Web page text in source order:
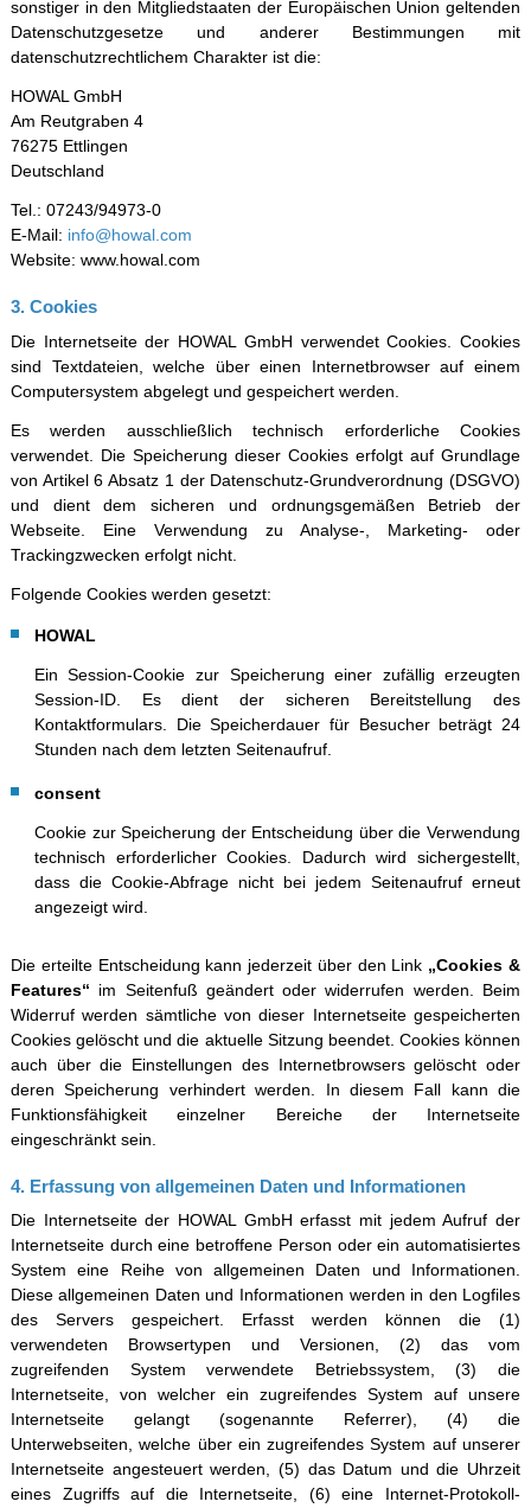
sonstiger in den Mitgliedstaaten der Europäischen Union geltenden
Datenschutzgesetze und anderer Bestimmungen mit
datenschutzrechtlichem Charakter ist die:
HOWAL GmbH
Am Reutgraben 4
76275 Ettlingen
Deutschland
Tel.: 07243/94973-0
E-Mail: info@howal.com
Website: www.howal.com
3. Cookies
Die Internetseite der HOWAL GmbH verwendet Cookies. Cookies
sind Textdateien, welche über einen Internetbrowser auf einem
Computersystem abgelegt und gespeichert werden.
Es werden ausschließlich technisch erforderliche Cookies
verwendet. Die Speicherung dieser Cookies erfolgt auf Grundlage
von Artikel 6 Absatz 1 der Datenschutz-Grundverordnung (DSGVO)
und dient dem sicheren und ordnungsgemäßen Betrieb der
Webseite. Eine Verwendung zu Analyse-, Marketing- oder
Trackingzwecken erfolgt nicht.
Folgende Cookies werden gesetzt:
HOWAL
Ein Session-Cookie zur Speicherung einer zufällig erzeugten
Session-ID. Es dient der sicheren Bereitstellung des
Kontaktformulars. Die Speicherdauer für Besucher beträgt 24
Stunden nach dem letzten Seitenaufruf.
consent
Cookie zur Speicherung der Entscheidung über die Verwendung
technisch erforderlicher Cookies. Dadurch wird sichergestellt,
dass die Cookie-Abfrage nicht bei jedem Seitenaufruf erneut
angezeigt wird.
Die erteilte Entscheidung kann jederzeit über den Link „Cookies &
Features“ im Seitenfuß geändert oder widerrufen werden. Beim
Widerruf werden sämtliche von dieser Internetseite gespeicherten
Cookies gelöscht und die aktuelle Sitzung beendet. Cookies können
auch über die Einstellungen des Internetbrowsers gelöscht oder
deren Speicherung verhindert werden. In diesem Fall kann die
Funktionsfähigkeit einzelner Bereiche der Internetseite
eingeschränkt sein.
4. Erfassung von allgemeinen Daten und Informationen
Die Internetseite der HOWAL GmbH erfasst mit jedem Aufruf der
Internetseite durch eine betroffene Person oder ein automatisiertes
System eine Reihe von allgemeinen Daten und Informationen.
Diese allgemeinen Daten und Informationen werden in den Logfiles
des Servers gespeichert. Erfasst werden können die (1)
verwendeten Browsertypen und Versionen, (2) das vom
zugreifenden System verwendete Betriebssystem, (3) die
Internetseite, von welcher ein zugreifendes System auf unsere
Internetseite gelangt (sogenannte Referrer), (4) die
Unterwebseiten, welche über ein zugreifendes System auf unserer
Internetseite angesteuert werden, (5) das Datum und die Uhrzeit
eines Zugriffs auf die Internetseite, (6) eine Internet-Protokoll-